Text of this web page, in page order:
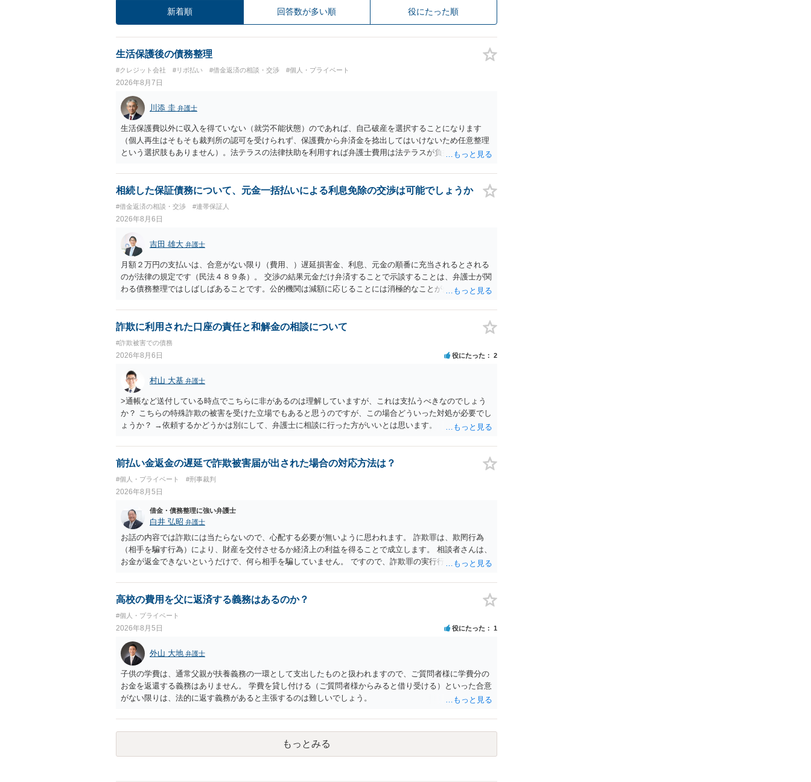
新着順 回答数が多い順 役にたった順
生活保護後の債務整理
#クレジット会社 #リボ払い #借金返済の相談・交渉 #個人・プライベート
2026年8月7日
川添 圭 弁護士
生活保護費以外に収入を得ていない（就労不能状態）のであれば、自己破産を選択することになります
（個人再生はそもそも裁判所の認可を受けられず、保護費から弁済金を捻出してはいけないため任意整理
という選択肢もありません）。法テラスの法律扶助を利用すれば弁護士費用は法テラスが負担し、裁判所
相続した保証債務について、元金一括払いによる利息免除の交渉は可能でしょうか
#借金返済の相談・交渉 #連帯保証人
2026年8月6日
吉田 雄大 弁護士
月額２万円の支払いは、合意がない限り（費用、）遅延損害金、利息、元金の順番に充当されるとされる
のが法律の規定です（民法４８９条）。 交渉の結果元金だけ弁済することで示談することは、弁護士が関
わる債務整理ではしばしばあることです。公的機関は減額に応じることには消極的なことが多いものの、
詐欺に利用された口座の責任と和解金の相談について
#詐欺被害での債務
2026年8月6日 役にたった 2
村山 大基 弁護士
>通帳など送付している時点でこちらに非があるのは理解していますが、これは支払うべきなのでしょう
か？ こちらの特殊詐欺の被害を受けた立場でもあると思うのですが、この場合どういった対処が必要でし
ょうか？ →依頼するかどうかは別にして、弁護士に相談に行った方がいいとは思います。 そもそも、
とは可能でしょうか？ →一般的には難しいです。相談者さんも１００万円の被害を受けたとして、１円も
払わないで和解したいと言われたら、 できるだけ重い刑罰を与えて欲しい、と思われるのではないでし
だ、弁護士費用かけるならその分賠償に回すことも考えられるので、 兼ね合いは考えてみましょう。
前払い金返金の遅延で詐欺被害届が出された場合の対応方法は？
#個人・プライベート #刑事裁判
2026年8月5日
借金・債務整理に強い弁護士
白井 弘昭 弁護士
お話の内容では詐欺には当たらないので、心配する必要が無いように思われます。 詐欺罪は、欺罔行為
（相手を騙す行為）により、財産を交付させるか経済上の利益を得ることで成立します。 相談者さんは、
お金が返金できないというだけで、何ら相手を騙していません。 ですので、詐欺罪の実行行為性が無く罪
を述べた場合は、捜査はあるかもしれません。 ただし、捜査において、真実を説明すれば、「ちゃんと返
しなさいよ」程度の注意で済むことだと思われます。 また、返せるお金が無いのであれば、返せないのは
高校の費用を父に返済する義務はあるのか？
#個人・プライベート
2026年8月5日 役にたった 1
外山 大地 弁護士
子供の学費は、通常父親が扶養義務の一環として支出したものと扱われますので、ご質問者様に学費分の
お金を返還する義務はありません。 学費を貸し付ける（ご質問者様からみると借り受ける）といった合意
がない限りは、法的に返す義務があると主張するのは難しいでしょう。
もっとみる